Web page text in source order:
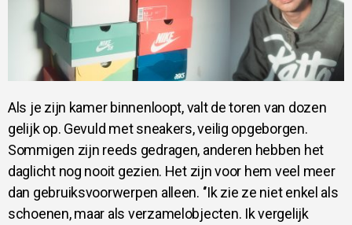
Als je zijn kamer binnenloopt, valt de toren van dozen
gelijk op. Gevuld met sneakers, veilig opgeborgen.
Sommigen zijn reeds gedragen, anderen hebben het
daglicht nog nooit gezien. Het zijn voor hem veel meer
dan gebruiksvoorwerpen alleen. ‘’Ik zie ze niet enkel als
schoenen, maar als verzamelobjecten. Ik vergelijk